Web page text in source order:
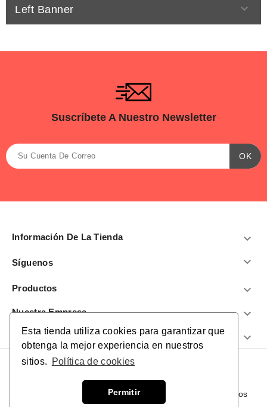
Esta tienda utiliza cookies para garantizar que
obtenga la mejor experiencia en nuestros
sitios.
Política de cookies
Permitir
Left Banner 
Suscríbete A Nuestro Newsletter
Información De La Tienda 
Síguenos 
Productos 
Nuestra Empresa 
¿Te Ayudamos? 
© 2026 - El Gigante de los Empeños. Todos los derechos